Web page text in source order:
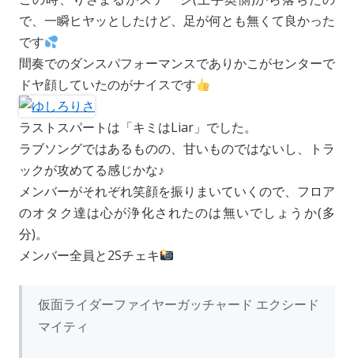
で、一瞬ヒヤッとしたけど、足が何とも無くて良かった
です
間奏でのダンスパフォーマンスでありかこがセンターで
ドヤ顔していたのがナイスです
ラストスパートは「キミはLiar」でした。
ラブソングではあるものの、甘いものではないし、トラ
ックが攻めてる感じかな♪
メンバーがそれぞれ笑顔を振りまいていくので、フロア
のオタク達は心が浄化されたのは無いでしょうか(多
分)。
メンバー全員と2Sチェキ
仮面ライダーファイヤーガッチャード エクシード
マイティ